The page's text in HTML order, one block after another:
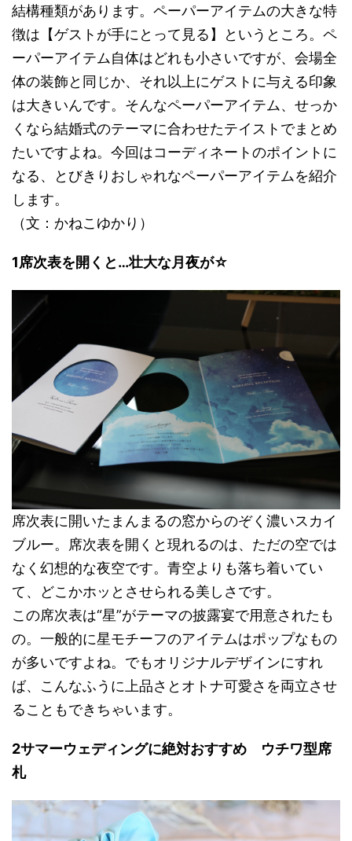
結構種類があります。ペーパーアイテムの大きな特
徴は【ゲストが手にとって見る】というところ。ペ
ーパーアイテム自体はどれも小さいですが、会場全
体の装飾と同じか、それ以上にゲストに与える印象
は大きいんです。そんなペーパーアイテム、せっか
くなら結婚式のテーマに合わせたテイストでまとめ
たいですよね。今回はコーディネートのポイントに
なる、とびきりおしゃれなペーパーアイテムを紹介
します。
（文：かねこゆかり）
1席次表を開くと…壮大な月夜が☆
席次表に開いたまんまるの窓からのぞく濃いスカイ
ブルー。席次表を開くと現れるのは、ただの空では
なく幻想的な夜空です。青空よりも落ち着いてい
て、どこかホッとさせられる美しさです。
この席次表は“星”がテーマの披露宴で用意されたも
の。一般的に星モチーフのアイテムはポップなもの
が多いですよね。でもオリジナルデザインにすれ
ば、こんなふうに上品さとオトナ可愛さを両立させ
ることもできちゃいます。
2サマーウェディングに絶対おすすめ ウチワ型席
札